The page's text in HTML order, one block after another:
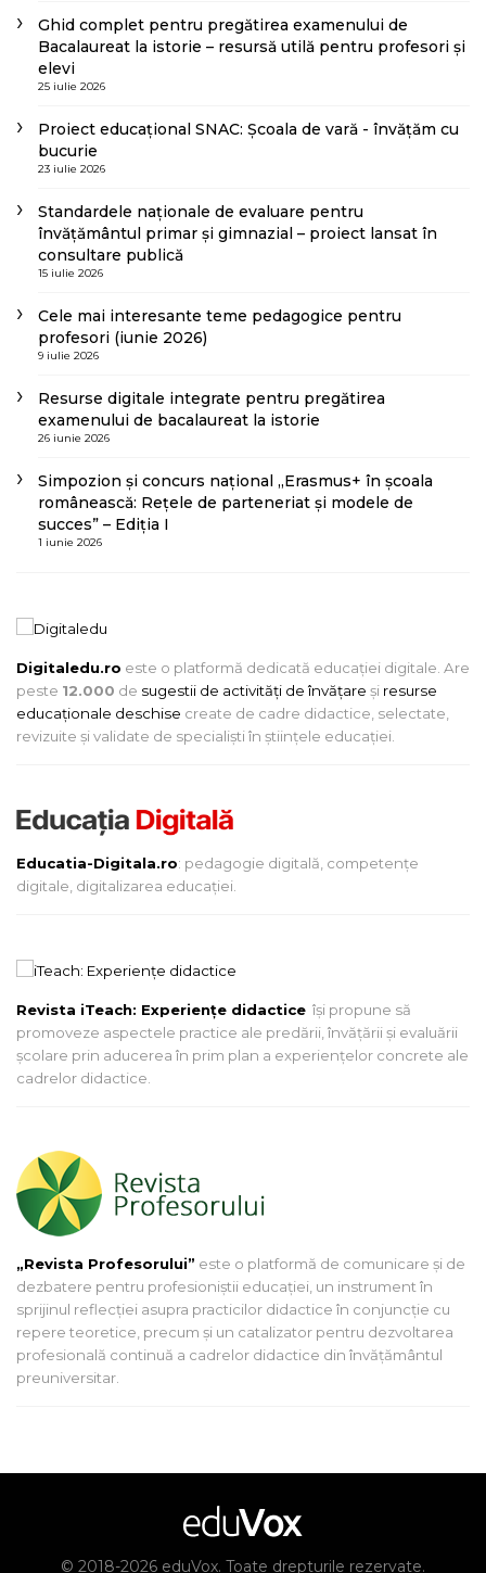
Ghid complet pentru pregătirea examenului de
Bacalaureat la istorie – resursă utilă pentru profesori și
elevi
25 iulie 2026
Proiect educațional SNAC: Școala de vară - învățăm cu
bucurie
23 iulie 2026
Standardele naționale de evaluare pentru
învățământul primar și gimnazial – proiect lansat în
consultare publică
15 iulie 2026
Cele mai interesante teme pedagogice pentru
profesori (iunie 2026)
9 iulie 2026
Resurse digitale integrate pentru pregătirea
examenului de bacalaureat la istorie
26 iunie 2026
Simpozion și concurs național „Erasmus+ în școala
românească: Rețele de parteneriat și modele de
succes” – Ediția I
1 iunie 2026
Digitaledu.ro este o platformă dedicată educației digitale. Are
peste 12.000 de sugestii de activități de învățare și resurse
educaționale deschise create de cadre didactice, selectate,
revizuite și validate de specialiști în științele educației.
Educatia-Digitala.ro: pedagogie digitală, competențe
digitale, digitalizarea educației.
Revista iTeach: Experienţe didactice îşi propune să
promoveze aspectele practice ale predării, învăţării şi evaluării
şcolare prin aducerea în prim plan a experienţelor concrete ale
cadrelor didactice.
„Revista Profesorului” este o platformă de comunicare și de
dezbatere pentru profesioniștii educației, un instrument în
sprijinul reflecției asupra practicilor didactice în conjuncție cu
repere teoretice, precum și un catalizator pentru dezvoltarea
profesională continuă a cadrelor didactice din învățământul
preuniversitar.
© 2018-2026 eduVox. Toate drepturile rezervate.